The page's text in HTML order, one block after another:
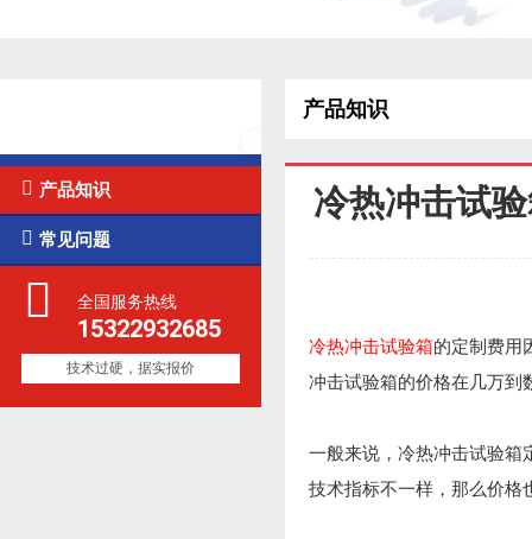
 产品知识
 常见问题
全国服务热线
15322932685
技术过硬，据实报价
产品知识
冷热冲击试
冷热冲击试验箱的定制费用
冲击试验箱的价格在几万到
一般来说，冷热冲击试验箱
技术指标不一样，那么价